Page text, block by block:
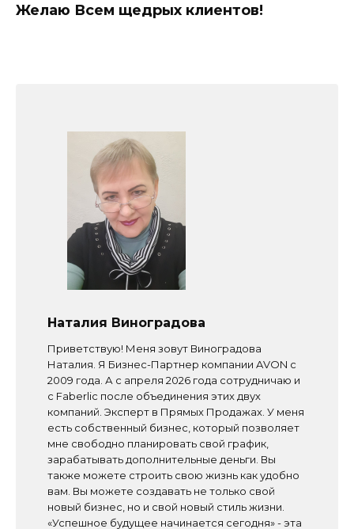
Желаю Всем щедрых клиентов!
Наталия Виноградова
Приветствую! Меня зовут Виноградова
Наталия. Я Бизнес-Партнер компании AVON с
2009 года. А с апреля 2026 года сотрудничаю и
с Faberlic после объединения этих двух
компаний. Эксперт в Прямых Продажах. У меня
есть собственный бизнес, который позволяет
мне свободно планировать свой график,
зарабатывать дополнительные деньги. Вы
также можете строить свою жизнь как удобно
вам. Вы можете создавать не только свой
новый бизнес, но и свой новый стиль жизни.
«Успешное будущее начинается сегодня» - эта